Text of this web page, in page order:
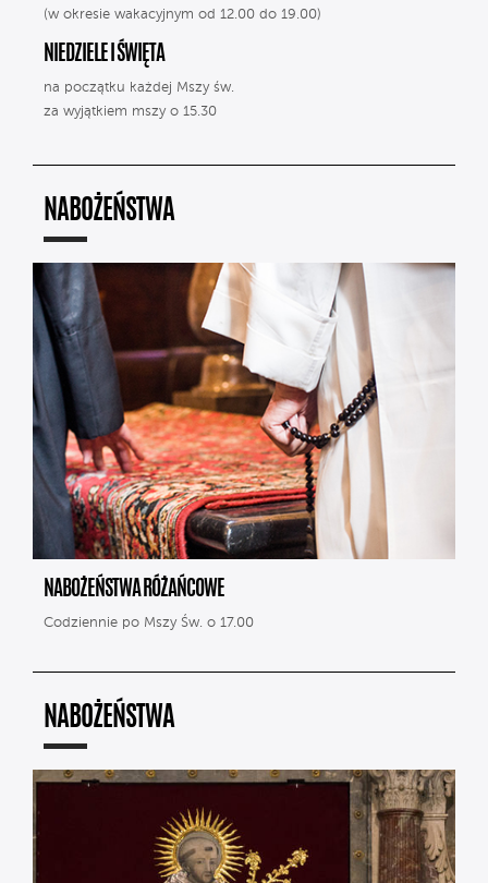
(w okresie wakacyjnym od 12.00 do 19.00)
NIEDZIELE I ŚWIĘTA
na początku każdej Mszy św.
za wyjątkiem mszy o 15.30
NABOŻEŃSTWA
NABOŻEŃSTWA RÓŻAŃCOWE
Codziennie po Mszy Św. o 17.00
NABOŻEŃSTWA